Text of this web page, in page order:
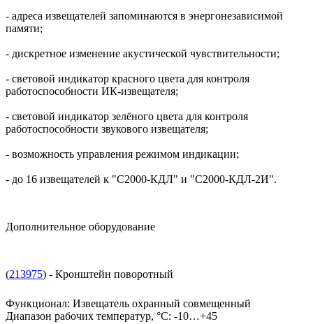
- адреса извещателей запоминаются в энергонезависимой
памяти;
- дискретное изменение акустической чувствительности;
- световой индикатор красного цвета для контроля
работоспособности ИК-извещателя;
- световой индикатор зелёного цвета для контроля
работоспособности звукового извещателя;
- возможность управления режимом индикации;
- до 16 извещателей к "С2000-КДЛ" и "С2000-КДЛ-2И".
Дополнительное оборудование
(213975) - Кронштейн поворотный
Функционал: Извещатель охранный совмещенный
Диапазон рабочих температур, °С: -10…+45